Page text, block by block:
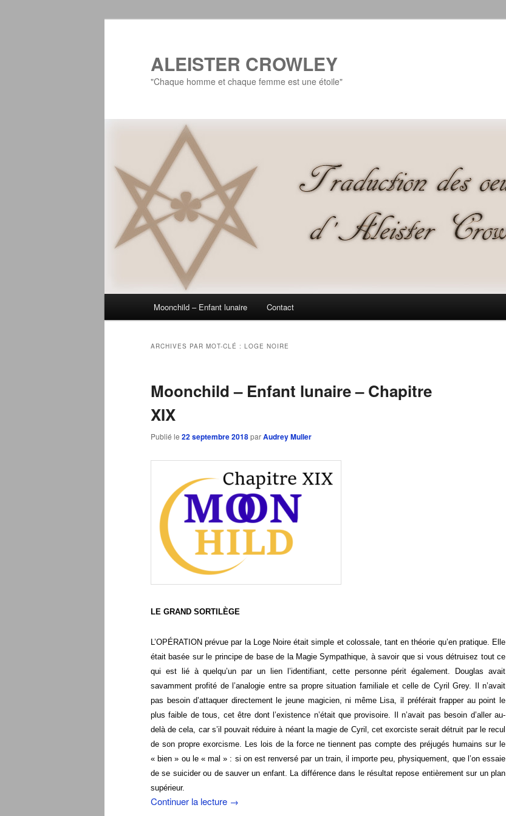
ALEISTER CROWLEY
"Chaque homme et chaque femme est une étoile"
Moonchild – Enfant lunaire Contact
ARCHIVES PAR MOT-CLÉ : LOGE NOIRE
Moonchild – Enfant lunaire – Chapitre
XIX
Publié le 22 septembre 2018parAudrey Muller
LE GRAND SORTILÈGE
L’OPÉRATION prévue par la Loge Noire était simple et colossale, tant en théorie qu’en pratique. Elle
était basée sur le principe de base de la Magie Sympathique, à savoir que si vous détruisez tout ce
qui est lié à quelqu’un par un lien l’identifiant, cette personne périt également. Douglas avait
savamment profité de l’analogie entre sa propre situation familiale et celle de Cyril Grey. Il n’avait
pas besoin d’attaquer directement le jeune magicien, ni même Lisa, il préférait frapper au point le
plus faible de tous, cet être dont l’existence n’était que provisoire. Il n’avait pas besoin d’aller au-
delà de cela, car s’il pouvait réduire à néant la magie de Cyril, cet exorciste serait détruit par le recul
de son propre exorcisme. Les lois de la force ne tiennent pas compte des préjugés humains sur le
« bien » ou le « mal » : si on est renversé par un train, il importe peu, physiquement, que l’on essaie
de se suicider ou de sauver un enfant. La différence dans le résultat repose entièrement sur un plan
supérieur.
Continuer la lecture →